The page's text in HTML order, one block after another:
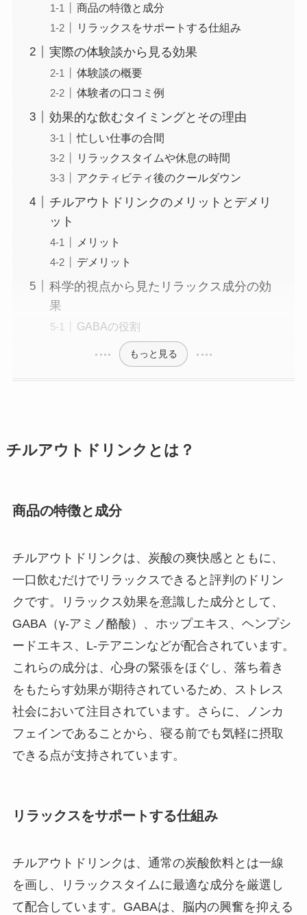
商品の特徴と成分
リラックスをサポートする仕組み
実際の体験談から見る効果
体験談の概要
体験者の口コミ例
効果的な飲むタイミングとその理由
忙しい仕事の合間
リラックスタイムや休息の時間
アクティビティ後のクールダウン
チルアウトドリンクのメリットとデメリ
ット
メリット
デメリット
科学的視点から見たリラックス成分の効
果
GABAの役割
もっと見る
チルアウトドリンクとは？
商品の特徴と成分
チルアウトドリンクは、炭酸の爽快感とともに、
一口飲むだけでリラックスできると評判のドリン
クです。リラックス効果を意識した成分として、
GABA（γ-アミノ酪酸）、ホップエキス、ヘンプシ
ードエキス、L-テアニンなどが配合されています。
これらの成分は、心身の緊張をほぐし、落ち着き
をもたらす効果が期待されているため、ストレス
社会において注目されています。さらに、ノンカ
フェインであることから、寝る前でも気軽に摂取
できる点が支持されています。
リラックスをサポートする仕組み
チルアウトドリンクは、通常の炭酸飲料とは一線
を画し、リラックスタイムに最適な成分を厳選し
て配合しています。GABAは、脳内の興奮を抑える